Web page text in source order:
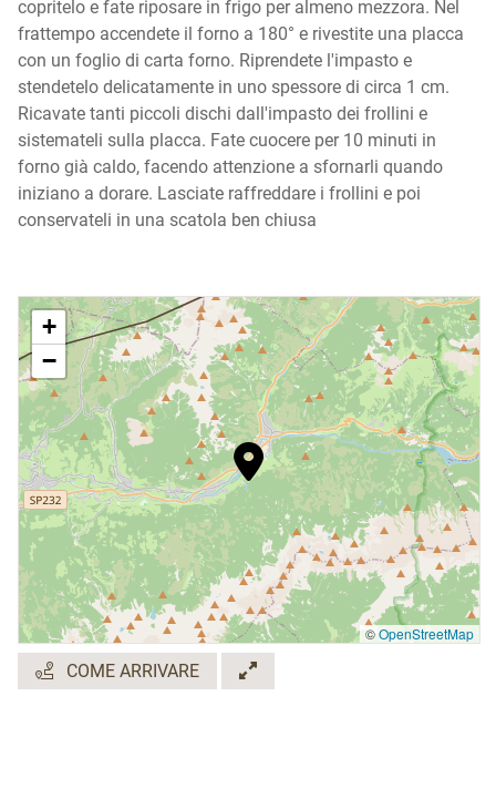
copritelo e fate riposare in frigo per almeno mezzora. Nel
frattempo accendete il forno a 180° e rivestite una placca
con un foglio di carta forno. Riprendete l'impasto e
stendetelo delicatamente in uno spessore di circa 1 cm.
Ricavate tanti piccoli dischi dall'impasto dei frollini e
sistemateli sulla placca. Fate cuocere per 10 minuti in
forno già caldo, facendo attenzione a sfornarli quando
iniziano a dorare. Lasciate raffreddare i frollini e poi
conservateli in una scatola ben chiusa
+
−
©OpenStreetMap
COME ARRIVARE